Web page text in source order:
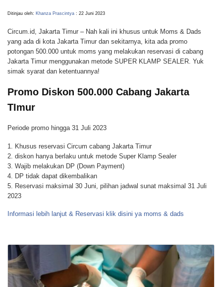
Ditinjau oleh: Khanza Prascintya : 22 Juni 2023
Circum.id, Jakarta Timur – Nah kali ini khusus untuk Moms & Dads
yang ada di kota Jakarta Timur dan sekitarnya, kita ada promo
potongan 500.000 untuk moms yang melakukan reservasi di cabang
Jakarta Timur menggunakan metode SUPER KLAMP SEALER. Yuk
simak syarat dan ketentuannya!
Promo Diskon 500.000 Cabang Jakarta
TImur
Periode promo hingga 31 Juli 2023
1. Khusus reservasi Circum cabang Jakarta Timur
2. diskon hanya berlaku untuk metode Super Klamp Sealer
3. Wajib melakukan DP (Down Payment)
4. DP tidak dapat dikembalikan
5. Reservasi maksimal 30 Juni, pilihan jadwal sunat maksimal 31 Juli
2023
Informasi lebih lanjut & Reservasi klik disini ya moms & dads